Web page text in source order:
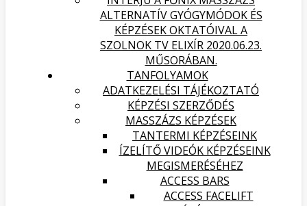
ALTERNATÍV GYÓGYMÓDOK ÉS
KÉPZÉSEK OKTATÓIVAL A
SZOLNOK TV ELIXÍR 2020.06.23.
MŰSORÁBAN.
TANFOLYAMOK
ADATKEZELÉSI TÁJÉKOZTATÓ
KÉPZÉSI SZERZŐDÉS
MASSZÁZS KÉPZÉSEK
TANTERMI KÉPZÉSEINK
ÍZELÍTŐ VIDEÓK KÉPZÉSEINK
MEGISMERÉSÉHEZ
ACCESS BARS
ACCESS FACELIFT